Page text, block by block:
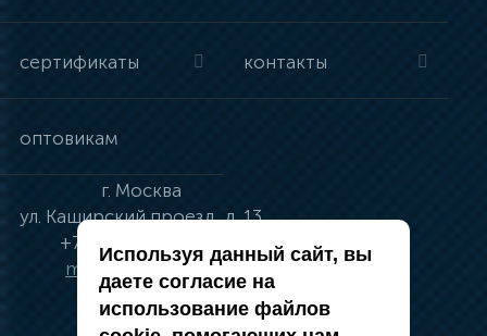
сертификаты контакты
оптовикам
г. Москва
ул. Каширский проезд, д. 13
+7 (495) 134-41-83
moskva@vincci.ru
Используя данный сайт, вы
даете согласие на
использование файлов